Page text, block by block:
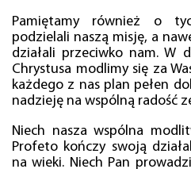
Pamiętamy również o
podzielali naszą misję, a
działali przeciwko nam. W
Chrystusa modlimy się za
każdego z nas plan pełen
nadzieję na wspólną radość
Niech nasza wspólna
Profeto kończy swoją
na wieki. Niech Pan